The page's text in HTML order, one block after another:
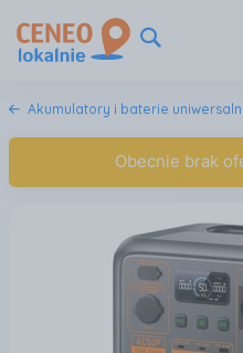
Akumulatory i baterie
Obecnie brak